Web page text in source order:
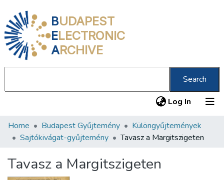
BUDAPEST
ELECTRONIC
ARCHIVE
Search
Log In (current)
Communities & Collections
Statistics
Home Budapest Gyűjtemény
Különgyűjtemények
Sajtókivágat-gyűjtemény
Tavasz a Margitszigeten
Tavasz a Margitszigeten